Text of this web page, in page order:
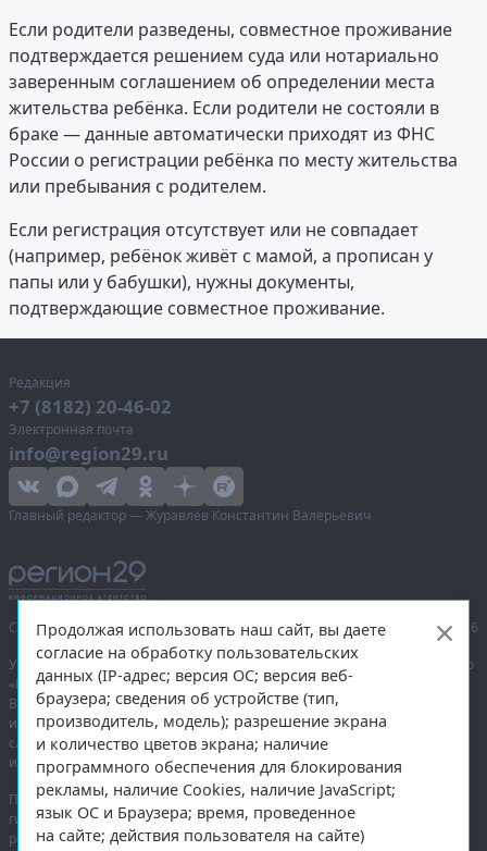
Если родители разведены, совместное проживание
подтверждается решением суда или нотариально
заверенным соглашением об определении места
жительства ребёнка. Если родители не состояли в
браке — данные автоматически приходят из ФНС
России о регистрации ребёнка по месту жительства
или пребывания с родителем.
Если регистрация отсутствует или не совпадает
(например, ребёнок живёт с мамой, а прописан у
папы или у бабушки), нужны документы,
подтверждающие совместное проживание.
Редакция
+7 (8182) 20-46-02
Электронная почта
info@region29.ru
Главный редактор — Журавлёв Константин Валерьевич
Сетевое издание «Информационное агентство Регион 29»,
© 2016–2026
Учредитель — общество с ограниченной ответственностью «Агентство
«Правда Севера».
Выписка из реестра зарегистрированных средств массовой
информации:ЭЛ № ФС 77-74226от 09.11.2018 выдано Федеральной
службой по надзору в сфере связи, информационных технологий
и массовых коммуникаций (Роскомнадзор).
При полном или частичном использовании любых материалов
гиперссылка на region29.ruобязательна. Копирование материалов без
разрешения администрации сайта запрещено.
Продолжая использовать наш сайт, вы даете
согласие на обработку пользовательских
данных (IP-адрес; версия ОС; версия веб-
браузера; сведения об устройстве (тип,
производитель, модель); разрешение экрана
и количество цветов экрана; наличие
программного обеспечения для блокирования
рекламы, наличие Cookies, наличие JavaScript;
язык ОС и Браузера; время, проведенное
на сайте; действия пользователя на сайте)